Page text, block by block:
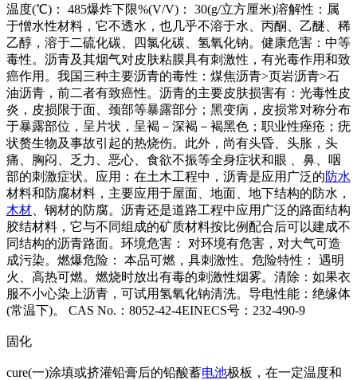
温度(℃)： 485爆炸下限%(V/V)： 30(g/立方厘米)溶解性：属
于憎水性材料，它不透水，也几乎不溶于水、丙酮、乙醚、稀
乙醇，溶于二硫化碳、四氯化碳、氢氧化钠。健康危害：中等
毒性。沥青及其烟气对皮肤粘膜具有刺激性，有光毒作用和致
癌作用。我国三种主要沥青的毒性：煤焦沥青>页岩沥青>石
油沥青，前二者有致癌性。沥青的主要皮肤损害有：光毒性皮
炎，皮损限于面、颈部等暴露部分；黑变病，皮损常对称分布
于暴露部位，呈片状，呈褐－深褐－褐黑色；职业性痤疮；疣
状赘生物及事故引起的热烧伤。此外，尚有头昏、头胀，头
痛、胸闷、乏力、恶心、食欲不振等全身症状和眼 、鼻、咽
部的刺激症状。应用：在土木工程中，沥青是应用广泛的防水
材料和防腐材料，主要应用于屋面、地面、地下结构的防水，
木材 、钢材的防腐。沥青还是道路工程中应用广泛的路面结构
胶结材料，它与不同组成的矿质材料按比例配合后可以建成不
同结构的沥青路面。环境危害： 对环境有危害，对大气可造
成污染。燃爆危险： 本品可燃，具刺激性。危险特性： 遇明
火、高热可燃。燃烧时放出有毒的刺激性烟雾。清除：如果衣
服不小心染上沥青，可试用氢氧化钠清洗。导电性能：绝缘体
(常温下)。 CAS No.：8052-42-4EINECS号：232-490-9
固化
cure(一)涂填或挤灌铅膏后的铅酸蓄电池极板，在一定温度和